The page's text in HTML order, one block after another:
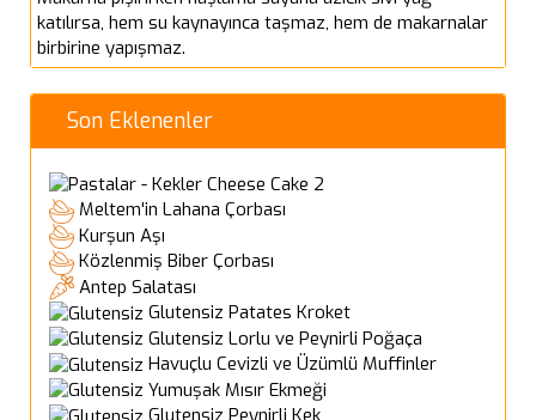
katılırsa, hem su kaynayınca taşmaz, hem de makarnalar
birbirine yapışmaz.
Son Eklenenler
Cheese Cake 2
Meltem'in Lahana Çorbası
Kurşun Aşı
Közlenmiş Biber Çorbası
Antep Salatası
Glutensiz Patates Kroket
Glutensiz Lorlu ve Peynirli Poğaça
Havuçlu Cevizli ve Üzümlü Muffinler
Yumuşak Mısır Ekmeği